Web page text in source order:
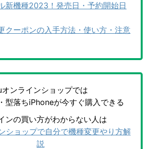
新機種2023！発売日・予約開始日
クーポンの入手方法・使い方・注意
オンラインショップでは
型落ちiPhoneが今すぐ購入できる
ンの買い方がわからない人は
ショップで自分で機種変更やり方解
説